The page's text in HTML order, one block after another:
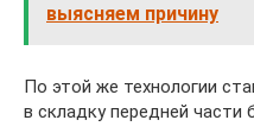
выясняем причину
По этой же технологии
в складку передней части